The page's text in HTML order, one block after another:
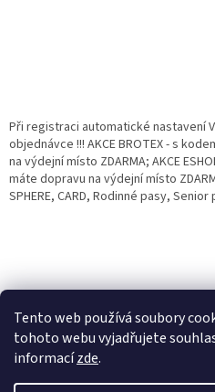
Tento web používá soubory
tohoto webu vyjadřujete
informacízde.
Při registraci automatické nastavení
objednávce !!! AKCE BROTEX - s
na výdejní místo ZDARMA; AKCE
máte dopravu na výdejní místo
SPHERE, CARD, Rodinné pasy, Senior